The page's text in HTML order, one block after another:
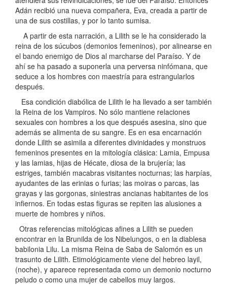
Adán recibió una nueva compañera, Eva, creada a partir de
una de sus costillas, y por lo tanto sumisa.
A partir de esta narración, a Lilith se le ha considerado la
reina de los súcubos (demonios femeninos), por alinearse en
el bando enemigo de Dios al marcharse del Paraíso. Y de
ahí se ha pasado a suponerla una perversa ninfómana, que
seduce a los hombres con maestría para estrangularlos
después.
Esa condición diabólica de Lilith le ha llevado a ser también
la Reina de los Vampiros. No sólo mantiene relaciones
sexuales con hombres a los que después asesina, sino que
además se alimenta de su sangre. Es en esa encarnación
donde Lilith se asimila a diferentes divinidades y monstruos
femeninos presentes en la mitología clásica: Lamia, Empusa
y las lamias, hijas de Hécate, diosa de la brujería; las
estriges, también macabras visitantes nocturnas; las harpías,
ayudantes de las erinias o furias; las moiras o parcas, las
grayas y las gorgonas, siniestras ancianas habitantes de los
infiernos. En todas estas figuras se repiten las alusiones a
muerte de hombres y niños.
Otras referencias mitológicas afines a Lilith se pueden
encontrar en la Brunilda de los Nibelungos, o en la diablesa
babilonia Lilu. La misma Reina de Saba de Salomón es un
trasunto de Lilith. Etimológicamente viene del hebreo layil,
(noche), y aparece representada como un demonio nocturno
peludo o como una mujer de cabellos muy largos.